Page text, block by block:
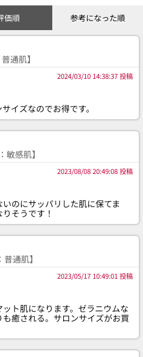
価順 参考になった順
通肌】
2024/03/10 14:38:37 投稿
イズなのでお得です。
感肌】
2023/08/08 20:49:08 投稿
のにサッパリした肌に保てま
そうです！
通肌】
2023/05/17 10:49:01 投稿
ト肌になります。ゼラニウムな
癒される。サロンサイズがお買